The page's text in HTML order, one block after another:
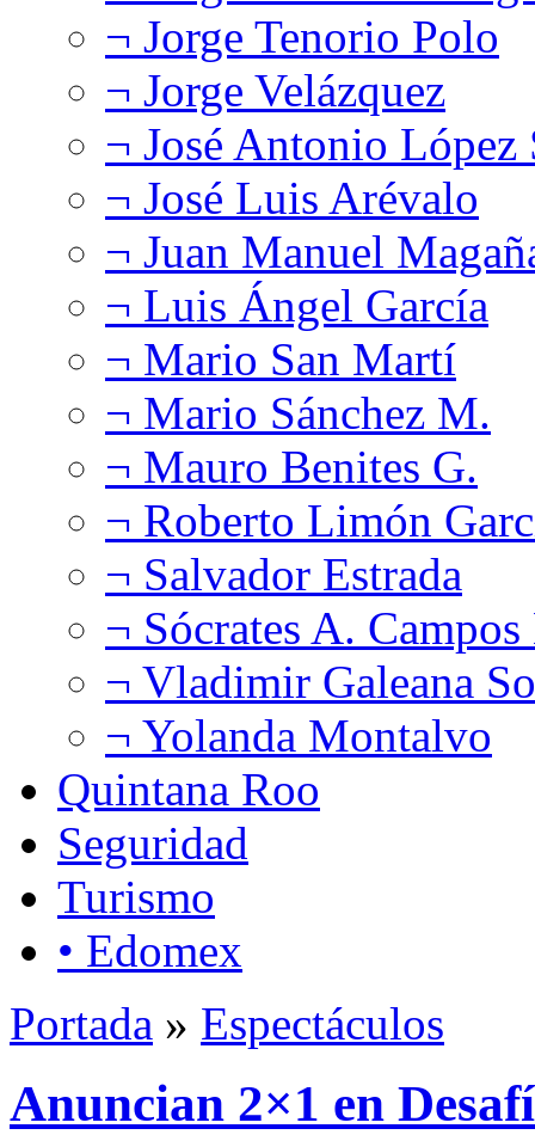
¬ Jorge Tenorio Polo
¬ Jorge Velázquez
¬ José Antonio López
¬ José Luis Arévalo
¬ Juan Manuel
¬ Luis Ángel García
¬ Mario San Martí
¬ Mario Sánchez M.
¬ Mauro Benites G.
¬ Roberto Limón
¬ Salvador Estrada
¬ Sócrates A.
¬ Vladimir Galeana
¬ Yolanda Montalvo
Quintana Roo
Seguridad
Turismo
• Edomex
Portada » Espectáculos
Anuncian 2×1 en